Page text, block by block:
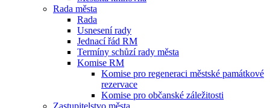
Rada města
Rada
Usnesení rady
Jednací řád RM
Termíny schůzí rady města
Komise RM
Komise pro regeneraci městské památkové
rezervace
Komise pro občanské záležitosti
Zastupitelstvo města